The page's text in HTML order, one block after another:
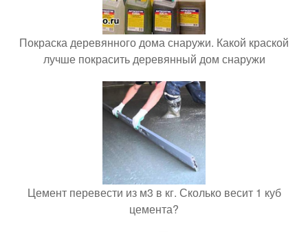
Покраска деревянного дома снаружи. Какой краской
лучше покрасить деревянный дом снаружи
Цемент перевести из м3 в кг. Сколько весит 1 куб
цемента?